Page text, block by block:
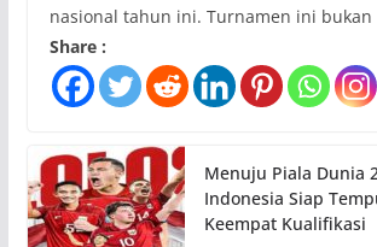
nasional tahun ini. Turnamen ini bukan
Share :
Menuju Piala Dunia
Indonesia Siap
Keempat Kualifikasi